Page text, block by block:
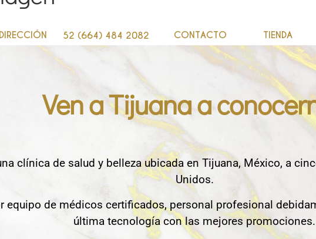
DIRECCIÓN 52 (664) 484 2082 CONTACTO TIENDA
Ven a Tijuana a
clínica de salud y belleza ubicada en Tijuana, México, a
Unidos.
equipo de médicos certificados, personal profesional
última tecnología con las mejores promociones.